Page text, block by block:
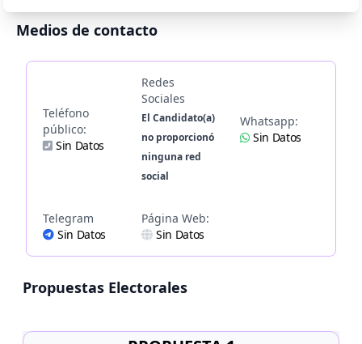
Medios de contacto
Teléfono
público:
Sin Datos
Redes
Sociales
El Candidato(a)
no proporcionó
ninguna red
social
Whatsapp:
Sin Datos
Telegram
Sin Datos
Página Web:
Sin Datos
Propuestas Electorales